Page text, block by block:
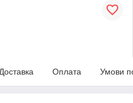
Доставка Оплата Умови